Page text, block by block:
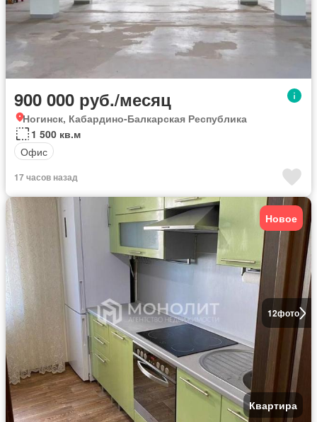
900 000 руб./месяц
Ногинск, Кабардино-Балкарская Республика
1 500 кв.м
Офис
17 часов назад
12фото
Новое
Квартира